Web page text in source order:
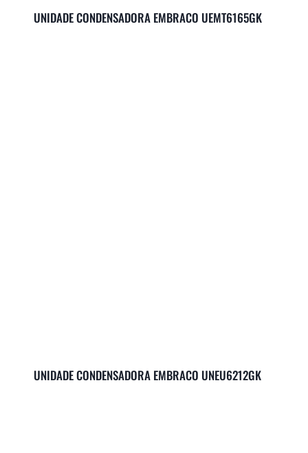
UNIDADE CONDENSADORA EMBRACO UEMT6165GK
UNIDADE CONDENSADORA EMBRACO UNEU6212GK